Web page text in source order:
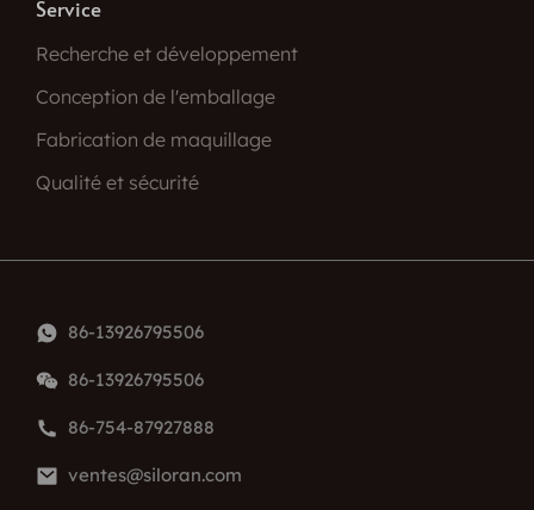
Service
Recherche et développement
Conception de l'emballage
Fabrication de maquillage
Qualité et sécurité
86-13926795506
86-13926795506
86-754-87927888
ventes@siloran.com